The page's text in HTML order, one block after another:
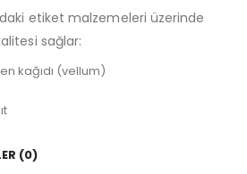
etiket malzemeleri üzerinde
sağlar:
kağıdı (vellum)
(0)